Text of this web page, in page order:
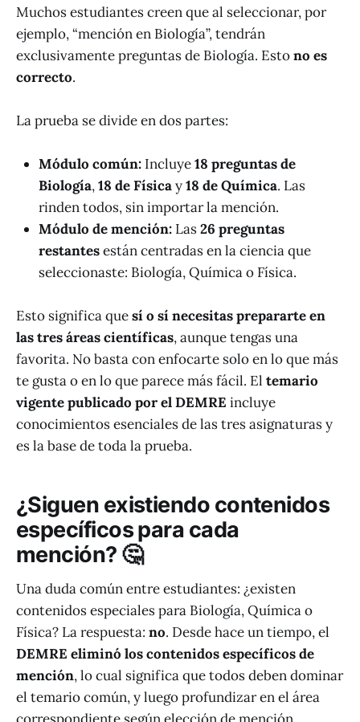
Muchos estudiantes creen que al seleccionar, por
ejemplo, “mención en Biología”, tendrán
exclusivamente preguntas de Biología. Estono es
correcto.
La prueba se divide en dos partes:
Módulo común: Incluye18 preguntas de
Biología,18 de Físicay18 de Química. Las
rinden todos, sin importar la mención.
Módulo de mención: Las26 preguntas
restantesestán centradas en la ciencia que
seleccionaste: Biología, Química o Física.
Esto significa quesí o sí necesitas prepararte en
las tres áreas científicas, aunque tengas una
favorita. No basta con enfocarte solo en lo que más
te gusta o en lo que parece más fácil. El temario
vigente publicado por el DEMRE incluye
conocimientos esenciales de las tres asignaturas y
es la base de toda la prueba.
¿Siguen existiendo contenidos
específicos para cada
mención? 🤔
Una duda común entre estudiantes: ¿existen
contenidos especiales para Biología, Química o
Física? La respuesta: no. Desde hace un tiempo, el
DEMRE eliminó los contenidos específicos de
mención, lo cual significa que todos deben dominar
el temario común, y luego profundizar en el área
correspondiente según elección de mención.